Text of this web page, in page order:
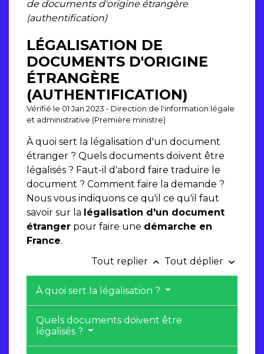
de documents d'origine étrangère
(authentification)
LÉGALISATION DE
DOCUMENTS D'ORIGINE
ÉTRANGÈRE
(AUTHENTIFICATION)
Vérifié le 01 Jan 2023 - Direction de l'information légale
et administrative (Première ministre)
À quoi sert la légalisation d'un document
étranger ? Quels documents doivent être
légalisés ? Faut-il d'abord faire traduire le
document ? Comment faire la demande ?
Nous vous indiquons ce qu'il ce qu'il faut
savoir sur la légalisation d'un document
étranger pour faire une démarche en
France.
Tout replier keyboard_arrow_up Tout déplier keyboard_arrow_down
À quoi sert la légalisation ?
Quels documents doivent être
légalisés ?